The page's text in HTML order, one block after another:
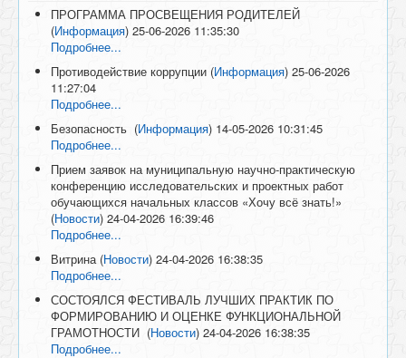
ПРОГРАММА ПРОСВЕЩЕНИЯ РОДИТЕЛЕЙ
(Информация) 25-06-2026 11:35:30
Подробнее...
Противодействие коррупции (Информация) 25-06-2026
11:27:04
Подробнее...
Безопасность (Информация) 14-05-2026 10:31:45
Подробнее...
Прием заявок на муниципальную научно-практическую
конференцию исследовательских и проектных работ
обучающихся начальных классов «Хочу всё знать!»
(Новости) 24-04-2026 16:39:46
Подробнее...
Витрина (Новости) 24-04-2026 16:38:35
Подробнее...
СОСТОЯЛСЯ ФЕСТИВАЛЬ ЛУЧШИХ ПРАКТИК ПО
ФОРМИРОВАНИЮ И ОЦЕНКЕ ФУНКЦИОНАЛЬНОЙ
ГРАМОТНОСТИ (Новости) 24-04-2026 16:38:35
Подробнее...